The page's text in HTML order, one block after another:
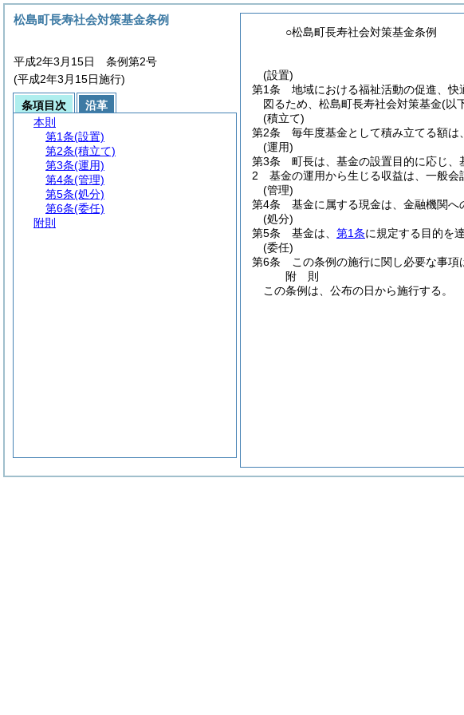
○松島町長寿社会対策基金条例
(設置)
第1条
地域における福祉活動の促進、
図るため、松島町長寿社会対策基金(以
(積立て)
第2条
毎年度基金として積み立てる額は
(運用)
第3条
町長は、基金の設置目的に応じ、
2
基金の運用から生じる収益は、一般会
(管理)
第4条
基金に属する現金は、金融機関へ
(処分)
第5条
基金は、 第1条に規定する目的を
(委任)
第6条
この条例の施行に関し必要な事項
附 則
この条例は、公布の日から施行する。
松島町長寿社会対策基金条例
平成2年3月15日 条例第2号
(平成2年3月15日施行)
条項目次
沿革
本則
第1条(設置)
第2条(積立て)
第3条(運用)
第4条(管理)
第5条(処分)
第6条(委任)
附則